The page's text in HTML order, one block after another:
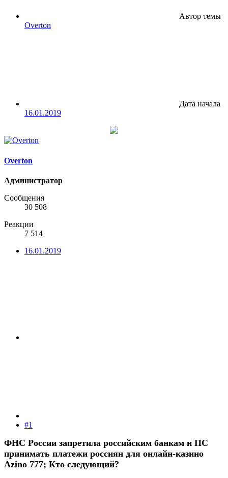
Автор темы
Overton
Дата начала
16.01.2019
Overton
Администратор
Сообщения
30 508
Реакции
7 514
16.01.2019
#1
ФНС России запретила российским банкам и ПС
принимать платежи россиян для онлайн-казино
Azino 777; Кто следующий?